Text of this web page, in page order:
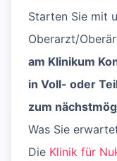
Starten Sie mit
Oberarzt/
am Klinikum
in Voll- oder
zum
Was Sie
Die Klinik für